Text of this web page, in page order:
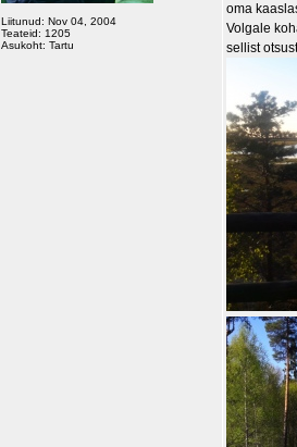
Liitunud: Nov 04, 2004
Teateid: 1205
Asukoht: Tartu
oma
Volgale
sellist